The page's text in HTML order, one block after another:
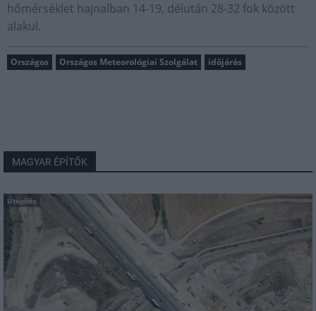
hőmérséklet hajnalban 14-19, délután 28-32 fok között
alakul.
Országos Országos Meteorológiai Szolgálat időjárás
MAGYAR ÉPÍTŐK
Útépítés